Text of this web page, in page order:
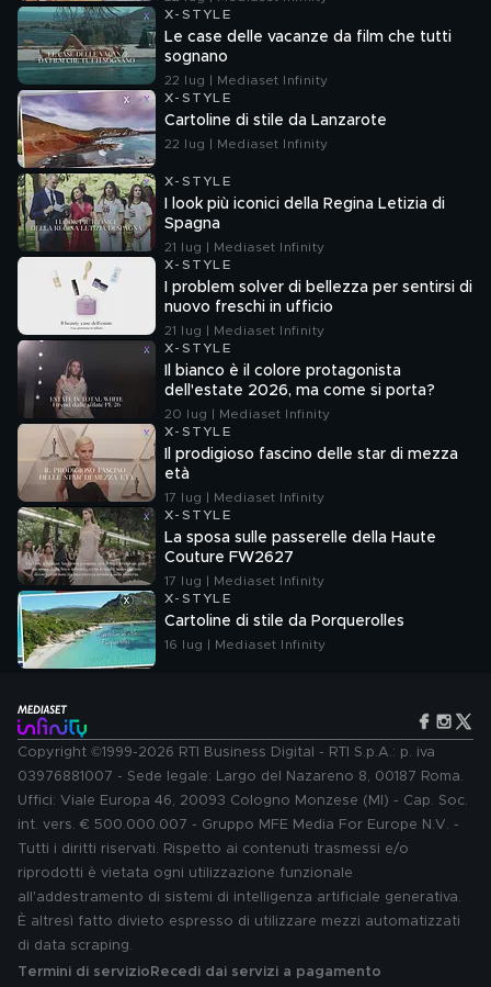
X-STYLE
Le case delle vacanze da film che tutti
sognano
22 lug | Mediaset Infinity
X-STYLE
Cartoline di stile da Lanzarote
22 lug | Mediaset Infinity
X-STYLE
I look più iconici della Regina Letizia di
Spagna
21 lug | Mediaset Infinity
X-STYLE
I problem solver di bellezza per sentirsi di
nuovo freschi in ufficio
21 lug | Mediaset Infinity
X-STYLE
Il bianco è il colore protagonista
dell'estate 2026, ma come si porta?
20 lug | Mediaset Infinity
X-STYLE
Il prodigioso fascino delle star di mezza
età
17 lug | Mediaset Infinity
X-STYLE
La sposa sulle passerelle della Haute
Couture FW2627
17 lug | Mediaset Infinity
X-STYLE
Cartoline di stile da Porquerolles
16 lug | Mediaset Infinity
Copyright ©1999-2026 RTI Business Digital - RTI S.p.A.: p. iva
03976881007 - Sede legale: Largo del Nazareno 8, 00187 Roma.
Uffici: Viale Europa 46, 20093 Cologno Monzese (MI) - Cap. Soc.
int. vers. € 500.000.007 - Gruppo MFE Media For Europe N.V. -
Tutti i diritti riservati. Rispetto ai contenuti trasmessi e/o
riprodotti è vietata ogni utilizzazione funzionale
all'addestramento di sistemi di intelligenza artificiale generativa.
È altresì fatto divieto espresso di utilizzare mezzi automatizzati
di data scraping.
Termini di servizio Recedi dai servizi a pagamento